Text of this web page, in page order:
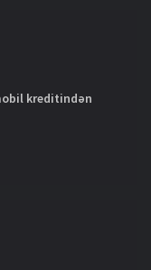
kreditindən